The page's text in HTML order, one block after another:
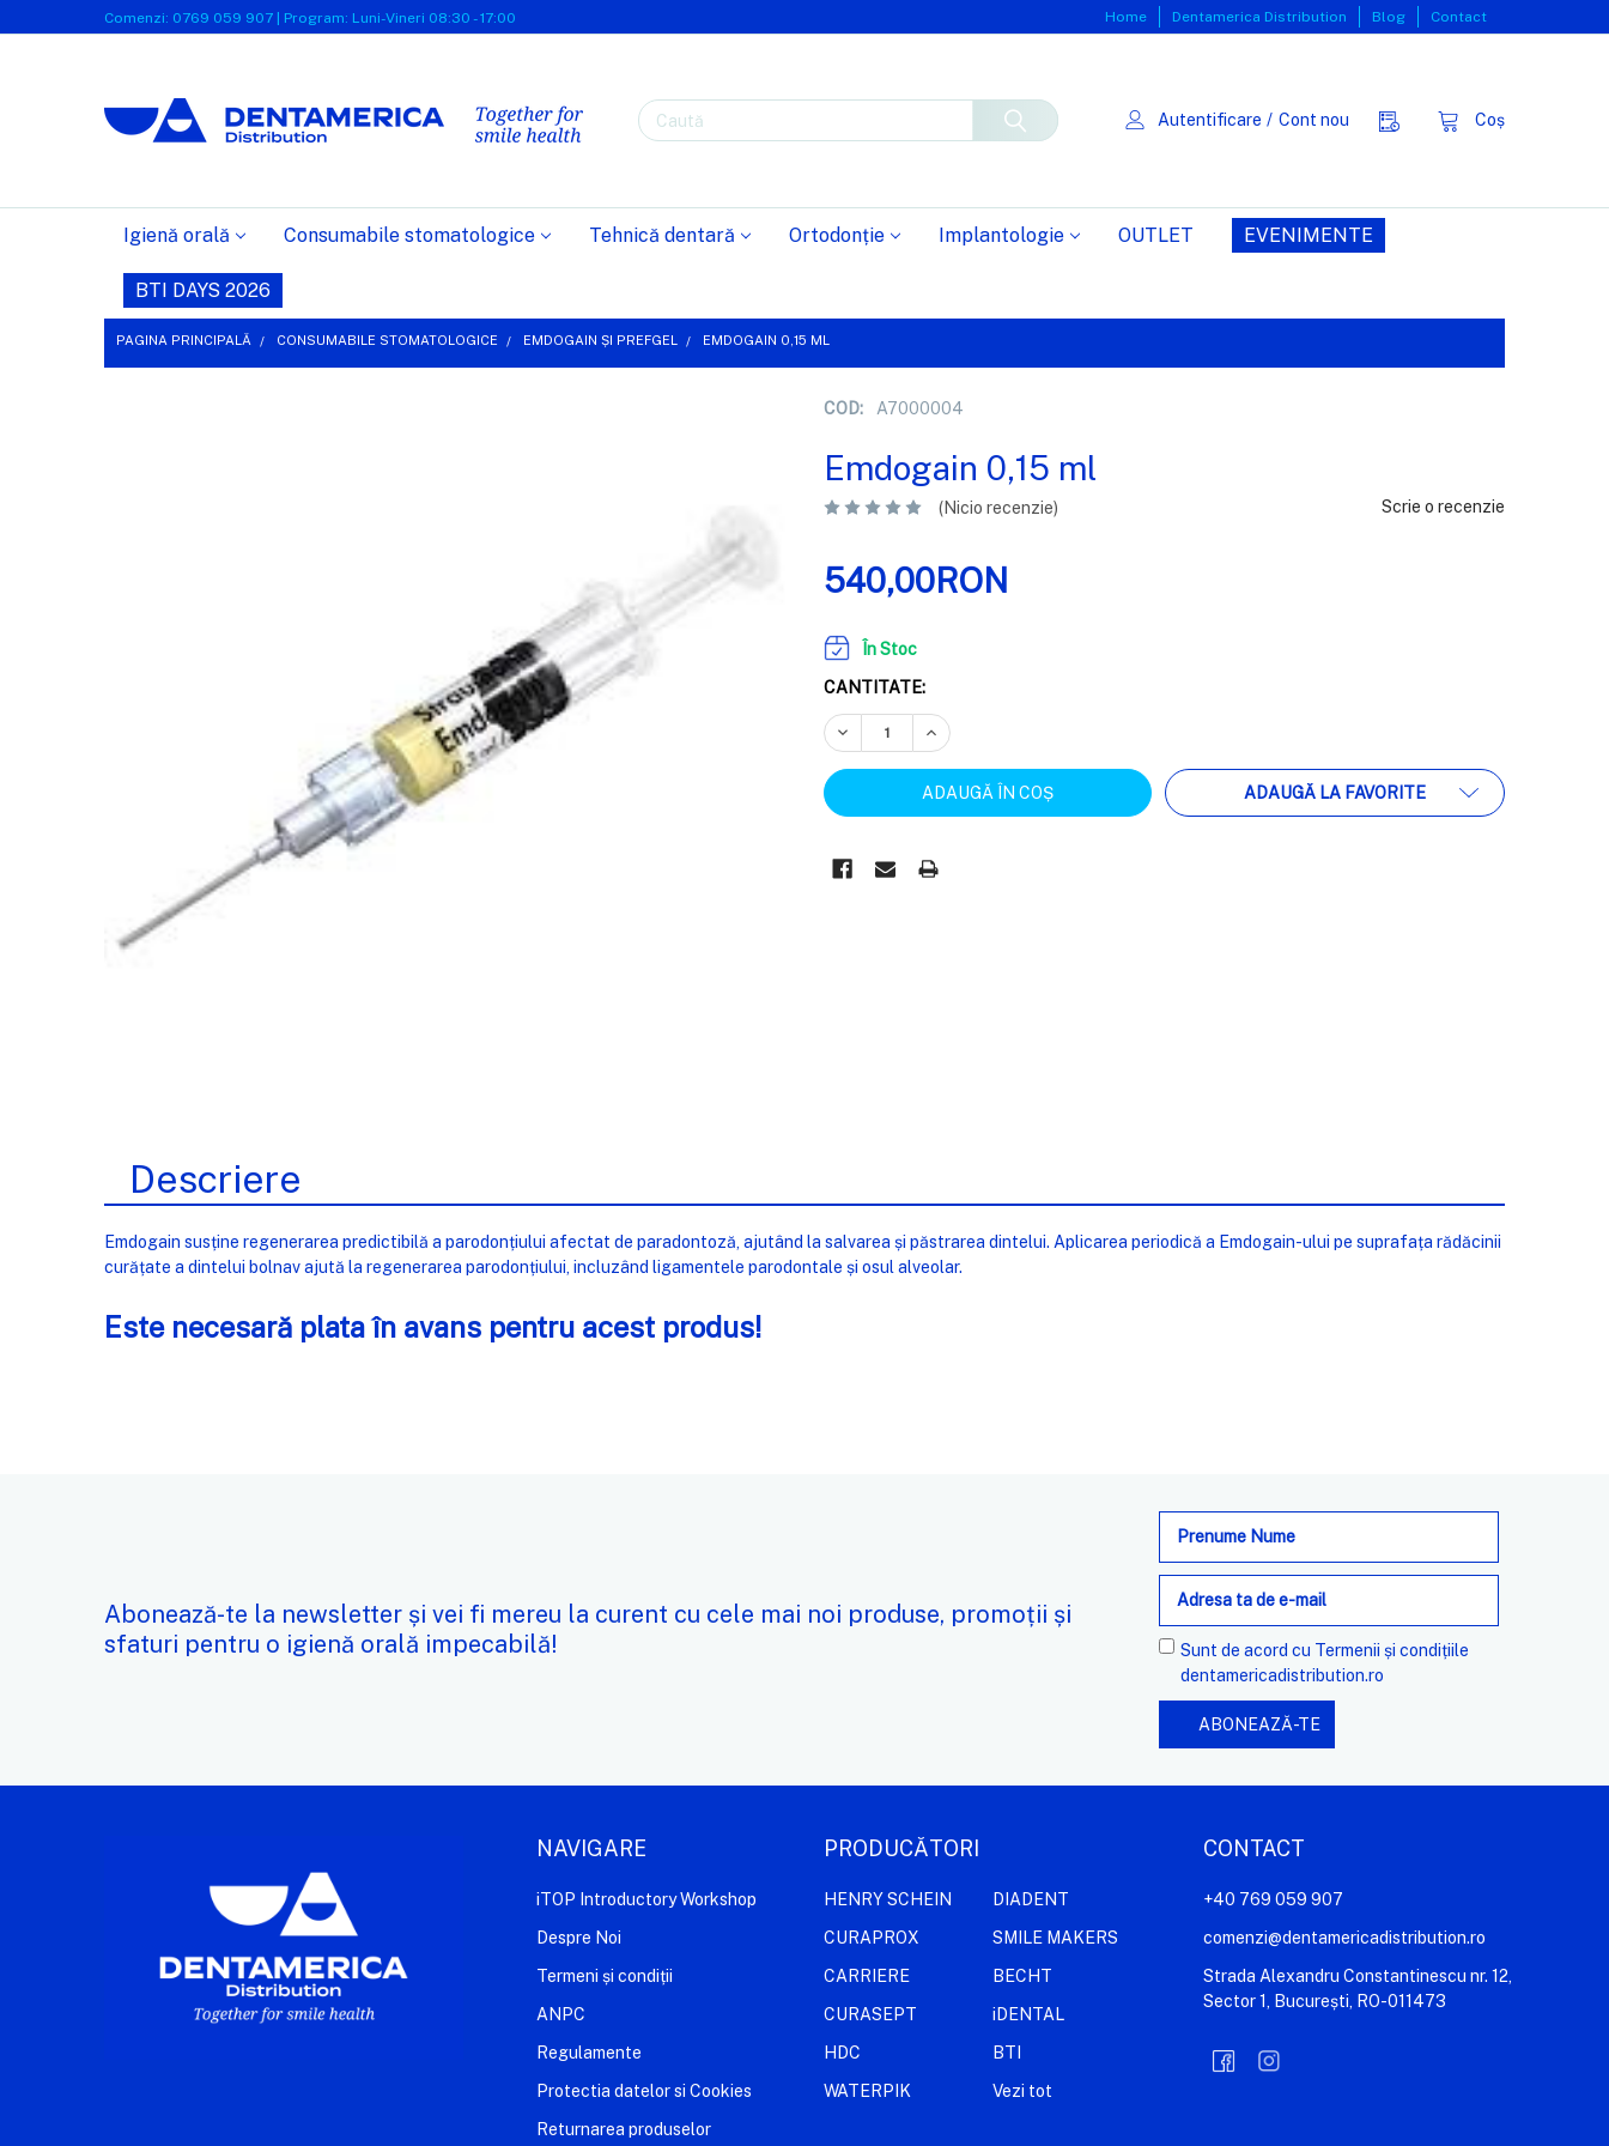
Comenzi: 0769 059 907 | Program: Luni-Vineri 08:30 - 17:00 Home Dentamerica Distribution Blog Contact
Autentificare / Cont nou Coș
Caută
Igienă orală Consumabile stomatologice Tehnică dentară Ortodonție Implantologie OUTLET EVENIMENTE
BTI DAYS 2026
PAGINA PRINCIPALĂ CONSUMABILE STOMATOLOGICE EMDOGAIN ȘI PREFGEL EMDOGAIN 0,15 ML
COD: A7000004
Emdogain 0,15 ml
(Nicio recenzie) Scrie o recenzie
540,00RON
În Stoc
CANTITATE:
REDUCEȚI CANTITATEA:
CREȘTEȚI CANTITATEA:
ADAUGĂ LA FAVORITE
Descriere
Emdogain susține regenerarea predictibilă a parodonțiului afectat de paradontoză, ajutând la salvarea și păstrarea dintelui. Aplicarea periodică a Emdogain-ului pe suprafața rădăcinii
curățate a dintelui bolnav ajută la regenerarea parodonțiului, incluzând ligamentele parodontale și osul alveolar.
Este necesară plata înavans pentru acest produs!
Abonează-te la newsletter și vei fi mereu la curent cu cele mai noi produse, promoții și
sfaturi pentru o igienă orală impecabilă!
Adresa
e-
mail
Sunt de acord cu Termenii și condițiile
dentamericadistribution.ro
NAVIGARE
iTOP Introductory Workshop
Despre Noi
Termeni și condiții
ANPC
Regulamente
Protectia datelor si Cookies
Returnarea produselor
PRODUCĂTORI
HENRY SCHEIN
CURAPROX
CARRIERE
CURASEPT
HDC
WATERPIK
DIADENT
SMILE MAKERS
BECHT
iDENTAL
BTI
Vezi tot
CONTACT
+40 769 059 907
comenzi@dentamericadistribution.ro
Strada Alexandru Constantinescu nr. 12,
Sector 1, București, RO-011473